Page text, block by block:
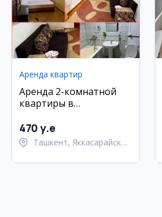
Аренда квартир
Аренда 2-комнатной
квартиры в
470 y.e
Ташкент, Яккасарайский